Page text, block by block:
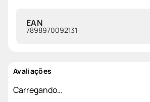
EAN
7898970092131
Avaliações
Carregando…